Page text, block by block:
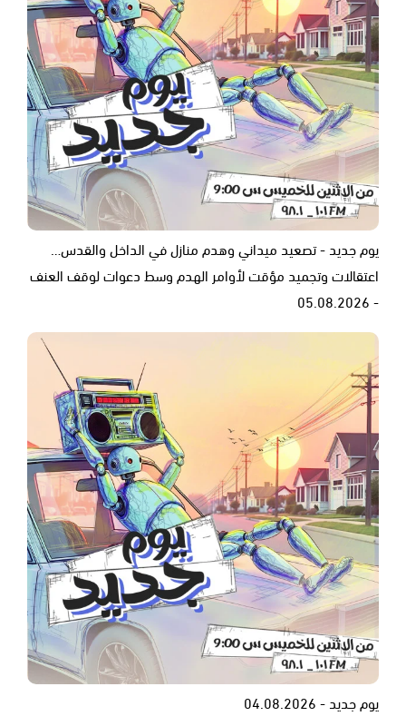
يوم جديد - تصعيد ميداني وهدم منازل في الداخل والقدس…
اعتقالات وتجميد مؤقت لأوامر الهدم وسط دعوات لوقف العنف
- 05.08.2026
يوم جديد - 04.08.2026